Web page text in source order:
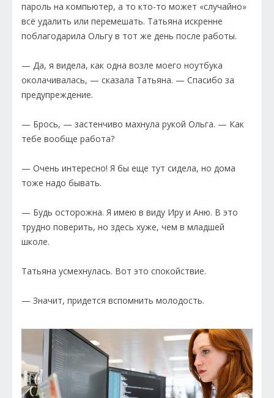
пароль на компьютер, а то кто-то может «случайно»
всё удалить или перемешать. Татьяна искренне
поблагодарила Ольгу в тот же день после работы.
— Да, я видела, как одна возле моего ноутбука
околачивалась, — сказала Татьяна. — Спасибо за
предупреждение.
— Брось, — застенчиво махнула рукой Ольга. — Как
тебе вообще работа?
— Очень интересно! Я бы еще тут сидела, но дома
тоже надо бывать.
— Будь осторожна. Я имею в виду Иру и Аню. В это
трудно поверить, но здесь хуже, чем в младшей
школе.
Татьяна усмехнулась. Вот это спокойствие.
— Значит, придется вспомнить молодость.